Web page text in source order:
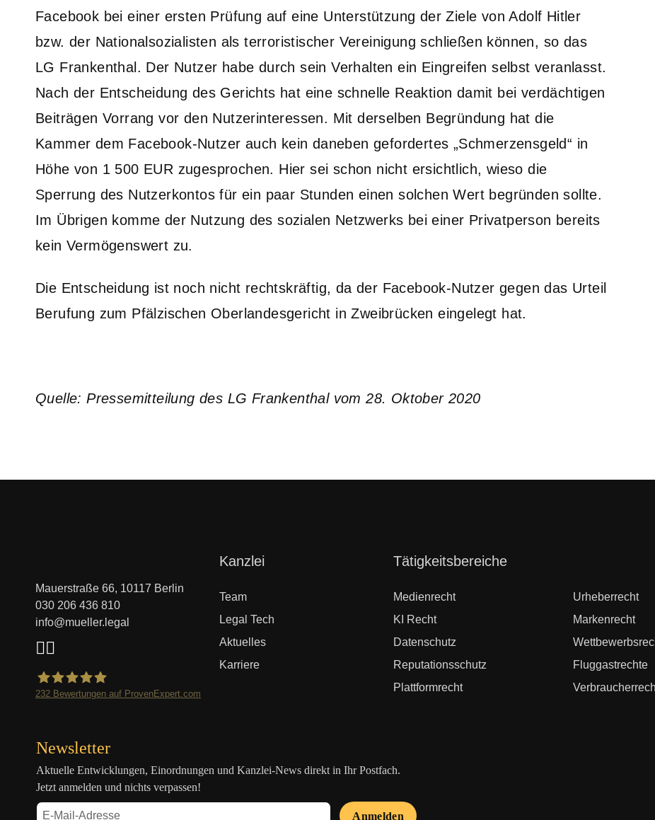
Facebook bei einer ersten Prüfung auf eine Unterstützung der Ziele von Adolf Hitler
bzw. der Nationalsozialisten als terroristischer Vereinigung schließen können, so das
LG Frankenthal. Der Nutzer habe durch sein Verhalten ein Eingreifen selbst veranlasst.
Nach der Entscheidung des Gerichts hat eine schnelle Reaktion damit bei verdächtigen
Beiträgen Vorrang vor den Nutzerinteressen. Mit derselben Begründung hat die
Kammer dem Facebook-Nutzer auch kein daneben gefordertes „Schmerzensgeld“ in
Höhe von 1 500 EUR zugesprochen. Hier sei schon nicht ersichtlich, wieso die
Sperrung des Nutzerkontos für ein paar Stunden einen solchen Wert begründen sollte.
Im Übrigen komme der Nutzung des sozialen Netzwerks bei einer Privatperson bereits
kein Vermögenswert zu.
Die Entscheidung ist noch nicht rechtskräftig, da der Facebook-Nutzer gegen das Urteil
Berufung zum Pfälzischen Oberlandesgericht in Zweibrücken eingelegt hat.
Quelle: Pressemitteilung des LG Frankenthal vom 28. Oktober 2020
Mauerstraße 66, 10117 Berlin
030 206 436 810
info@mueller.legal
232 Bewertungen auf ProvenExpert.com
Navigation
Kanzlei
Team
Legal Tech
Aktuelles
Karriere
Navigation
Tätigkeitsbereiche
Medienrecht
KI Recht
Datenschutz
Reputationsschutz
Plattformrecht
Urheberrecht
Markenrecht
Fluggastrechte
Newsletter
Aktuelle Entwicklungen, Einordnungen und Kanzlei-News direkt in Ihr Postfach.
Jetzt anmelden und nichts verpassen!
Anmelden